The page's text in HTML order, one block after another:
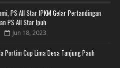
PS All Star IPKM Gelar Pertandingan
PS All Star Ipuh
Jun 18, 2023
Portim Cup Lima Desa Tanjung Pauh